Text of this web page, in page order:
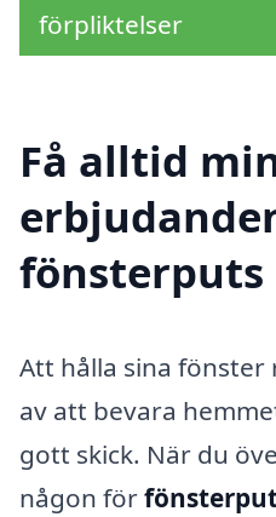
förpliktelser
Få alltid
fönsterputs
Att hålla sina fönster
av att bevara
gott skick. När du
någon för